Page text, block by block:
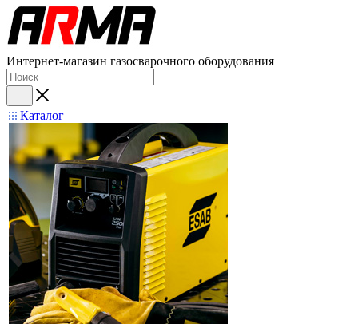
Интернет-магазин газосварочного оборудования
Каталог